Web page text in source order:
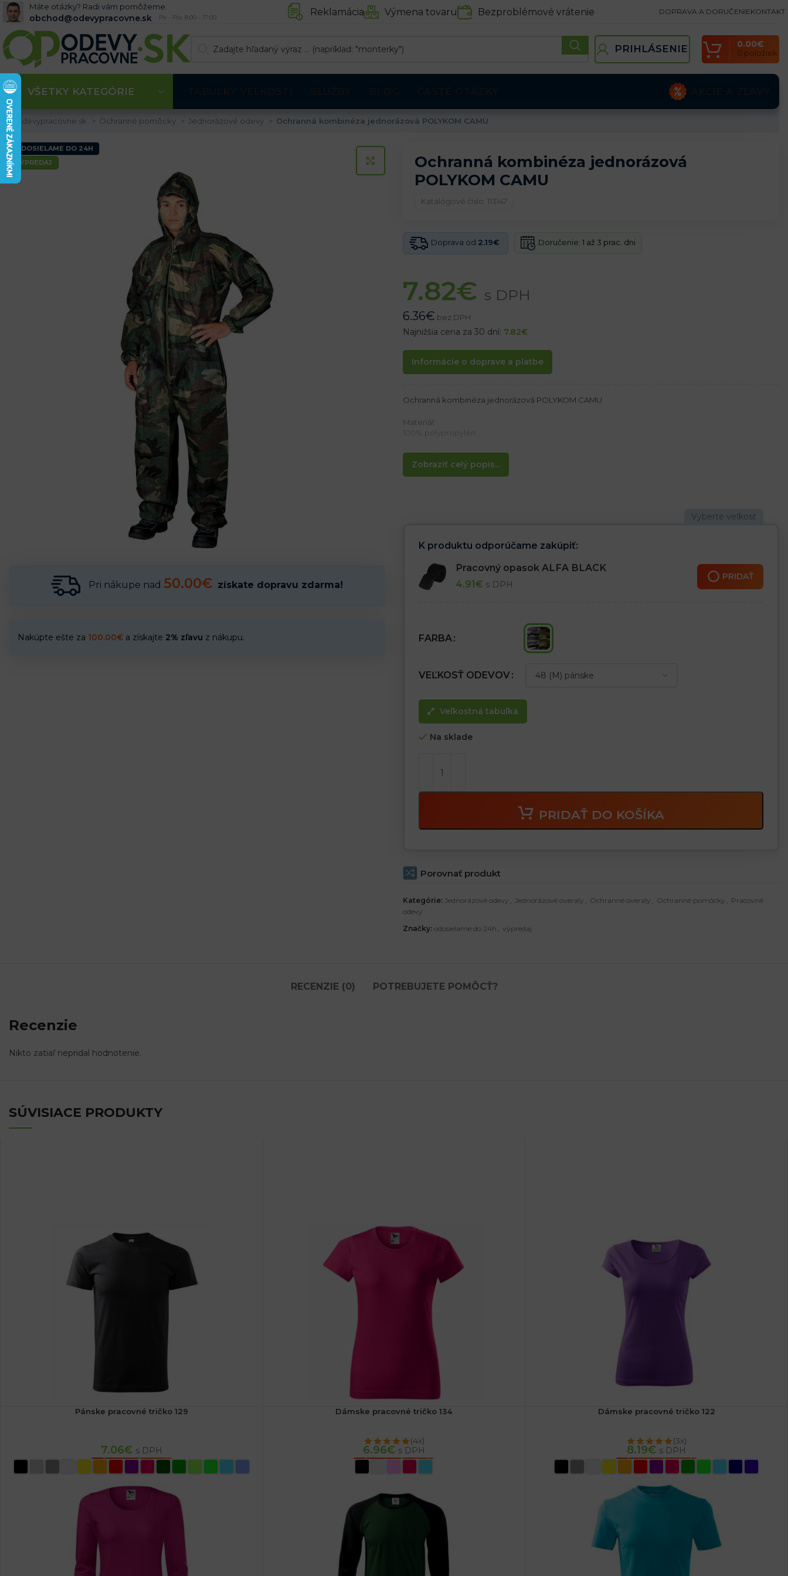
Máte otázky? Radi vám pomôžeme.
obchod@odevypracovne.sk Po - Pia: 8:00 - 17:00 Reklamácia Výmena tovaru Bezproblémové vrátenie DOPRAVA A DORUČENIEKONTAKT
PRIHLÁSENIE 0 položiek
0.00€
VŠETKY KATEGÓRIE
Odevypracovne.sk Ochranné pomôcky Jednorázové odevy Ochranná kombinéza jednorázová POLYKOM CAMU
ODOSIELAME DO 24H
VÝPREDAJ
KLIKNITE PRE ZVÄČŠENIE
Pri nákupe nad 50.00€ získate dopravu zdarma!
Nakúpte ešte za 100.00€ a získajte 2% zľavu z nákupu.
Ochranná kombinéza jednorázová
POLYKOM CAMU
Katalógové číslo: 113147
Doprava od 2.19€ Doručenie: 1 až 3 prac. dni
7.82€ s DPH
6.36€ bez DPH
Najnižšia cena za 30 dní: 7.82€
Informácie o doprave a platbe
Zobraziť celý popis...
Ochranná kombinéza jednorázová POLYKOM CAMU
Materiál:
100% polypropylén
Vlastnosti:
– Hmotnosť 50 g/m²
K produktu odporúčame zakúpiť:
Pracovný opasok ALFA BLACK
4.91€ s DPH
PRIDAŤ
FARBA
VEĽKOSŤ ODEVOV
Veľkostná tabuľka
Na sklade
PRIDAŤ DO KOŠÍKA
Porovnať produkt
Kategórie: Jednorázové odevy , Jednorázové overaly , Ochranné overaly , Ochranné pomôcky , Pracovné
odevy
Značky: odosielame do 24h , výpredaj
RECENZIE (0) POTREBUJETE POMÔCŤ?
Recenzie
Nikto zatiaľ nepridal hodnotenie.
SÚVISIACE PRODUKTY
Pánske pracovné tričko 129
7.06€ s DPH
VÝBER MOŽNOSTÍ
Dámske pracovné tričko 134
(4x)
6.96€ s DPH
VÝBER MOŽNOSTÍ
Dámske pracovné tričko 122
(3x)
8.19€ s DPH
VÝBER MOŽNOSTÍ